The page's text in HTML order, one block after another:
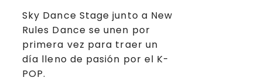
Sky Dance Stage junto a New
Rules Dance se unen por
primera vez para traer un
día lleno de pasión por el K-
POP.